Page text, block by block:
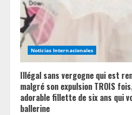
i
n
g Noticias Internacionales
Illégal sans vergogne qui est
malgré son expulsion TROIS
adorable fillette de six ans qui
ballerine